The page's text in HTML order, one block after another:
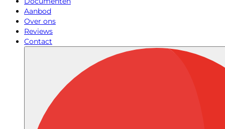
Aanbod
Over ons
Reviews
Contact